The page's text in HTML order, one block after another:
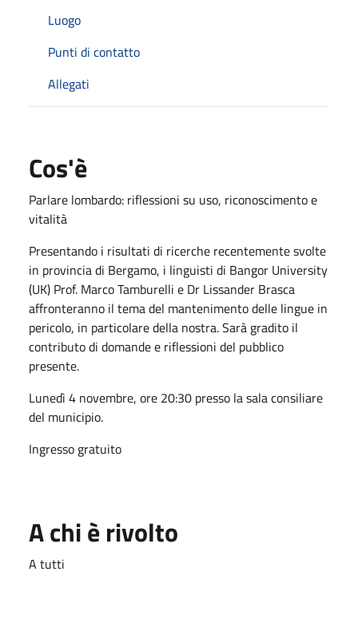
Luogo
Punti di contatto
Allegati
Cos'è
Parlare lombardo: riflessioni su uso, riconoscimento e
vitalità
Presentando i risultati di ricerche recentemente svolte
in provincia di Bergamo, i linguisti di Bangor University
(UK) Prof. Marco Tamburelli e Dr Lissander Brasca
affronteranno il tema del mantenimento delle lingue in
pericolo, in particolare della nostra. Sarà gradito il
contributo di domande e riflessioni del pubblico
presente.
Lunedì 4 novembre, ore 20:30 presso la sala consiliare
del municipio.
Ingresso gratuito
A chi è rivolto
A tutti